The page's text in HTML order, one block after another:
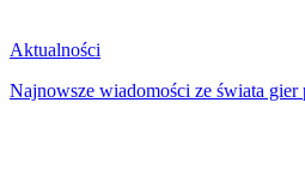
Aktualności
Najnowsze wiadomości ze świata gier